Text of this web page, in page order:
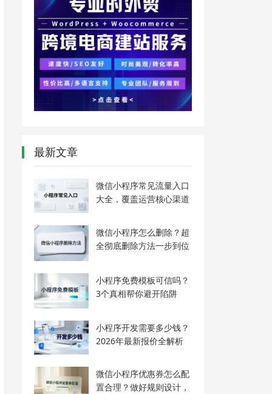
最新文章
微信小程序常见流量入口
大全，覆盖运营核心渠道
微信小程序怎么删除？超
全彻底删除方法一步到位
小程序免费模板可信吗？
3个真相帮你避开陷阱
小程序开发需要多少钱？
2026年最新报价全解析
微信小程序优惠券怎么配
置合理？做好规则设计，